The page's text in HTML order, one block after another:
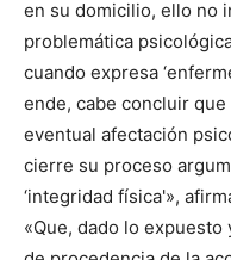
en su domicilio, ello no
problemática
cuando expresa
ende, cabe concluir
eventual afectación
cierre su proceso
‘integridad física'»,
«Que, dado lo